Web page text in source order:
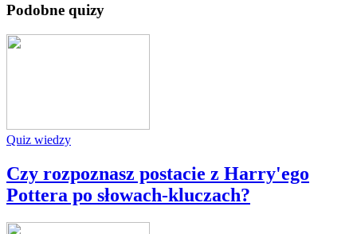
Podobne quizy
Quiz wiedzy
Czy rozpoznasz postacie z Harry'ego
Pottera po słowach-kluczach?